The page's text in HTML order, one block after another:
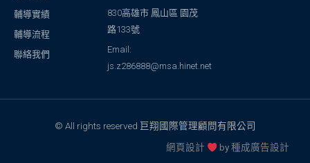
輔導實績
輔導流程
聯絡我們
830高雄市 鳳山區 園茂
路133號
Email:
js.z286888@msa.hinet.net
© All rights reserved 巨翔國際管理顧問有限公司
網頁設計
by種成廣告設計